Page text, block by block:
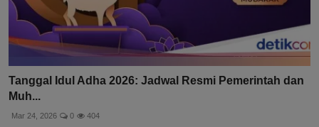
Tanggal Idul Adha 2026: Jadwal Resmi Pemerintah dan
Muh...
Mar 24, 2026 0 404